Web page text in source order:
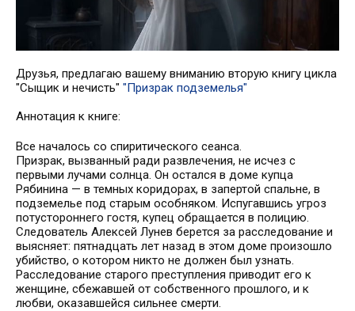
Друзья, предлагаю вашему вниманию вторую книгу цикла
"Сыщик и нечисть" "Призрак подземелья"
Аннотация к книге:
Все началось со спиритического сеанса.
Призрак, вызванный ради развлечения, не исчез с
первыми лучами солнца. Он остался в доме купца
Рябинина — в темных коридорах, в запертой спальне, в
подземелье под старым особняком. Испугавшись угроз
потустороннего гостя, купец обращается в полицию.
Следователь Алексей Лунев берется за расследование и
выясняет: пятнадцать лет назад в этом доме произошло
убийство, о котором никто не должен был узнать.
Расследование старого преступления приводит его к
женщине, сбежавшей от собственного прошлого, и к
любви, оказавшейся сильнее смерти.